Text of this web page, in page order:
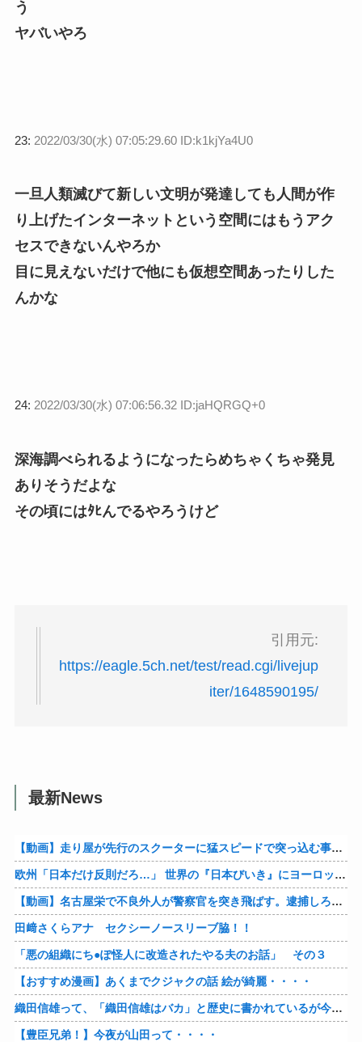
う
ヤバいやろ
23: 2022/03/30(水) 07:05:29.60 ID:k1kjYa4U0
一旦人類滅びて新しい文明が発達しても人間が作
り上げたインターネットという空間にはもうアク
セスできないんやろか
目に見えないだけで他にも仮想空間あったりした
んかな
24: 2022/03/30(水) 07:06:56.32 ID:jaHQRGQ+0
深海調べられるようになったらめちゃくちゃ発見
ありそうだよな
その頃にはﾀﾋんでるやろうけど
引用元:
https://eagle.5ch.net/test/read.cgi/livejup
iter/1648590195/
最新News
【動画】走り屋が先行のスクーターに猛スピードで突っ込む事故。
欧州「日本だけ反則だろ…」 世界の『日本びいき』にヨーロッパ全土から不満の声
【動画】名古屋栄で不良外人が警察官を突き飛ばす。逮捕しろやｗｗｗ
田﨑さくらアナ セクシーノースリーブ脇！！
「悪の組織にち●ぽ怪人に改造されたやる夫のお話」 その３
【おすすめ漫画】あくまでクジャクの話 絵が綺麗・・・・
織田信雄って、「織田信雄はバカ」と歴史に書かれているが今まで家が残っているんでバカではないよな？
【豊臣兄弟！】今夜が山田って・・・・